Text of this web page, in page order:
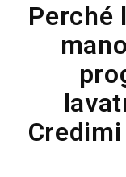
Perché